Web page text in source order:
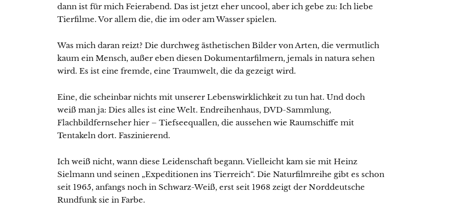
dann ist für mich Feierabend. Das ist jetzt eher uncool, aber ich gebe zu: Ich liebe
Tierfilme. Vor allem die, die im oder am Wasser spielen.
Was mich daran reizt? Die durchweg ästhetischen Bilder von Arten, die vermutlich
kaum ein Mensch, außer eben diesen Dokumentarfilmern, jemals in natura sehen
wird. Es ist eine fremde, eine Traumwelt, die da gezeigt wird.
Eine, die scheinbar nichts mit unserer Lebenswirklichkeit zu tun hat. Und doch
weiß man ja: Dies alles ist eine Welt. Endreihenhaus, DVD-Sammlung,
Flachbildfernseher hier – Tiefseequallen, die aussehen wie Raumschiffe mit
Tentakeln dort. Faszinierend.
Ich weiß nicht, wann diese Leidenschaft begann. Vielleicht kam sie mit Heinz
Sielmann und seinen „Expeditionen ins Tierreich“. Die Naturfilmreihe gibt es schon
seit 1965, anfangs noch in Schwarz-Weiß, erst seit 1968 zeigt der Norddeutsche
Rundfunk sie in Farbe.